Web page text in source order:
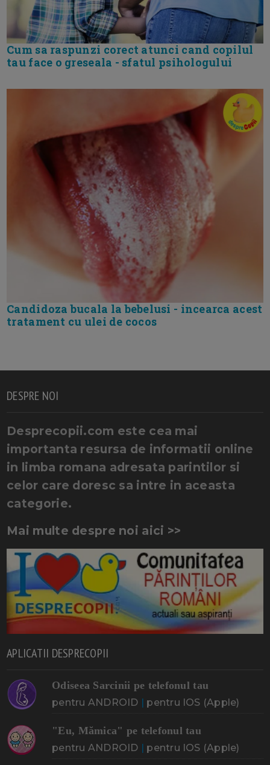
Cum sa raspunzi corect atunci cand copilul
tau face o greseala - sfatul psihologului
Candidoza bucala la bebelusi - incearca acest
tratament cu ulei de cocos
DESPRE NOI
Desprecopii.com este cea mai
importanta resursa de informatii online
in limba romana adresata parintilor si
celor care doresc sa intre in aceasta
categorie.
Mai multe despre noi aici >>
APLICATII DESPRECOPII
Odiseea Sarcinii pe telefonul tau
pentru ANDROID pentru IOS (Apple)
"Eu, Mămica" pe telefonul tau
pentru ANDROID pentru IOS (Apple)